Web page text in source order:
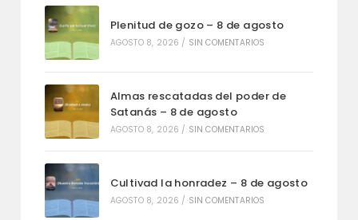
Plenitud de gozo – 8 de agosto
AGOSTO 8, 2026 / SIN COMENTARIOS
Almas rescatadas del poder de
Satanás – 8 de agosto
AGOSTO 8, 2026 / SIN COMENTARIOS
Cultivad la honradez – 8 de agosto
AGOSTO 8, 2026 / SIN COMENTARIOS